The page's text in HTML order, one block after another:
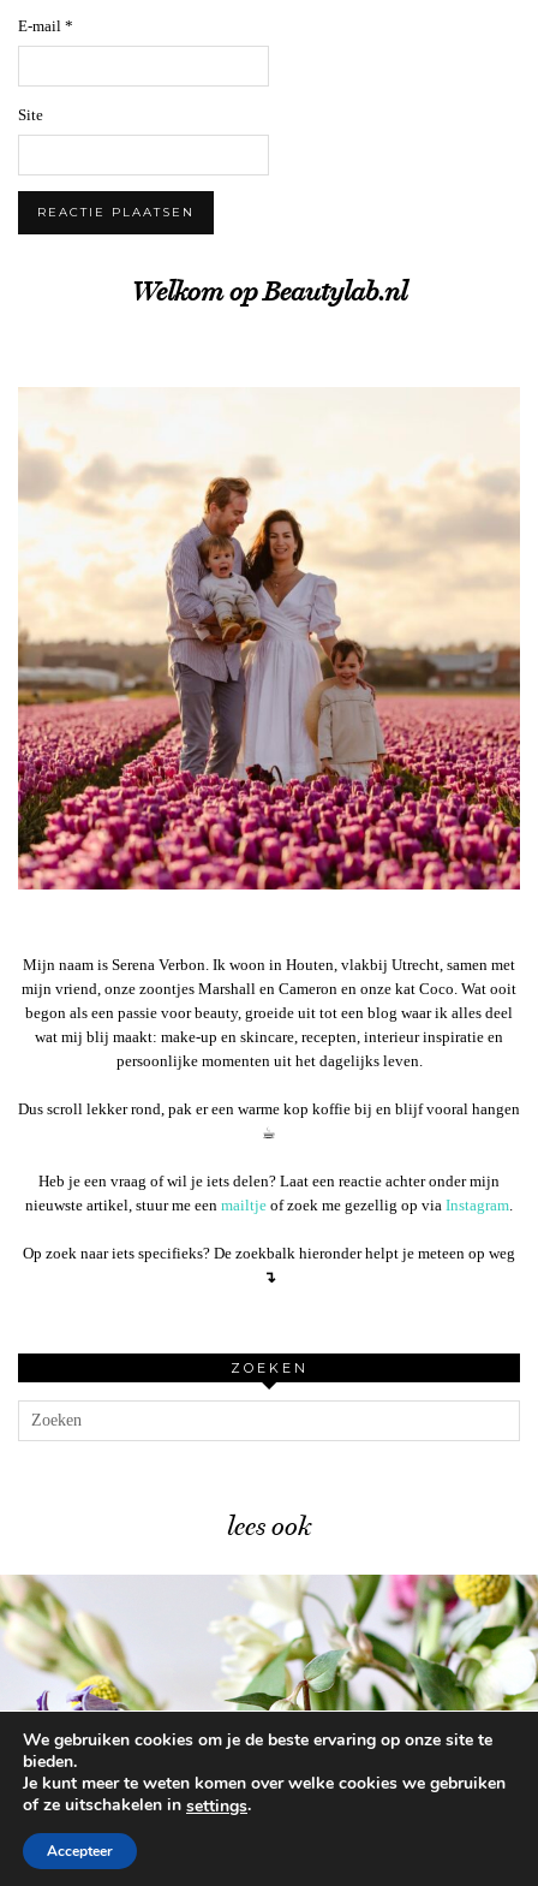
E-mail *
Site
Welkom op Beautylab.nl
Mijn naam is Serena Verbon. Ik woon in Houten, vlakbij Utrecht, samen met
mijn vriend, onze zoontjes Marshall en Cameron en onze kat Coco. Wat ooit
begon als een passie voor beauty, groeide uit tot een blog waar ik alles deel
wat mij blij maakt: make-up en skincare, recepten, interieur inspiratie en
persoonlijke momenten uit het dagelijks leven.
Dus scroll lekker rond, pak er een warme kop koffie bij en blijf vooral hangen
☕︎
Heb je een vraag of wil je iets delen? Laat een reactie achter onder mijn
nieuwste artikel, stuur me een mailtje of zoek me gezellig op via Instagram.
Op zoek naar iets specifieks? De zoekbalk hieronder helpt je meteen op weg
↴
ZOEKEN
lees ook
Bloementips – zo gaan je …
We gebruiken cookies om je de beste ervaring op onze site te
bieden.
Je kunt meer te weten komen over welke cookies we gebruiken
of ze uitschakelen in settings.
Accepteer